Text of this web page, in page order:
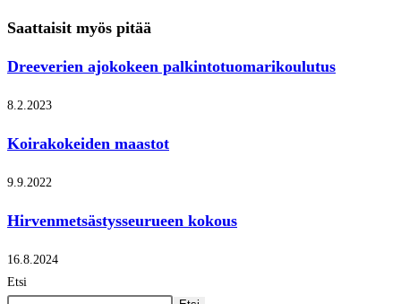
Saattaisit myös pitää
Dreeverien ajokokeen palkintotuomarikoulutus
8.2.2023
Koirakokeiden maastot
9.9.2022
Hirvenmetsästysseurueen kokous
16.8.2024
Etsi